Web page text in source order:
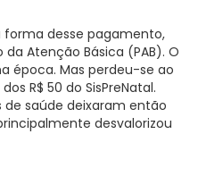
forma desse pagamento,
Atenção Básica (PAB). O
época. Mas perdeu-se ao
R$ 50 do SisPreNatal.
saúde deixaram então
desvalorizou